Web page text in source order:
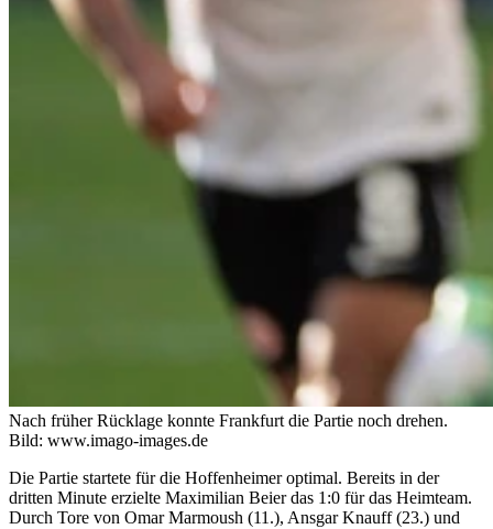
Nach früher Rücklage konnte Frankfurt die Partie noch drehen.
Bild: www.imago-images.de
Die Partie startete für die Hoffenheimer optimal. Bereits in der
dritten Minute erzielte Maximilian Beier das 1:0 für das Heimteam.
Durch Tore von Omar Marmoush (11.), Ansgar Knauff (23.) und